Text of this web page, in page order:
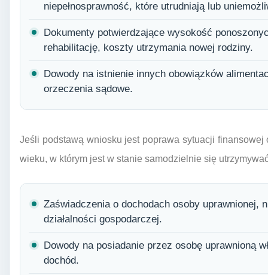
niepełnosprawność, które utrudniają lub
Dokumenty potwierdzające wysokość
rehabilitację, koszty utrzymania nowej rodziny.
Dowody na istnienie innych obowiązków
orzeczenia sądowe.
Jeśli podstawą wniosku jest poprawa sytuacji
wieku, w którym jest w stanie samodzielnie się
Zaświadczenia o dochodach osoby uprawnionej,
działalności gospodarczej.
Dowody na posiadanie przez osobę uprawnioną
dochód.